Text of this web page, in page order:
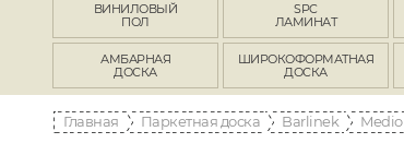
ВИНИЛОВЫЙ
ПОЛ
SPC
ЛАМИНАТ
АМБАРНАЯ
ДОСКА
ШИРОКОФОРМАТНАЯ
ДОСКА
Главная Паркетная доска Barlinek Medio